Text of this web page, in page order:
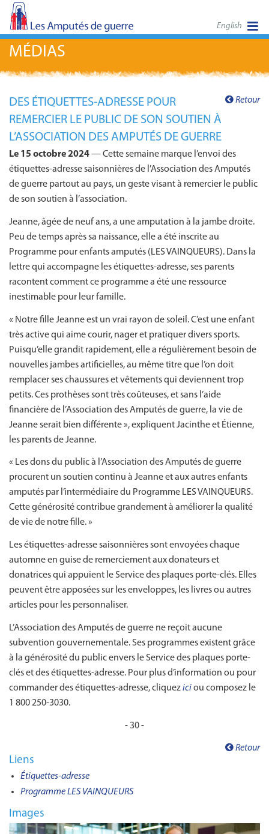
English
MÉDIAS
Retour
DES ÉTIQUETTES-ADRESSE POUR
REMERCIER LE PUBLIC DE SON SOUTIEN À
L’ASSOCIATION DES AMPUTÉS DE GUERRE
Le 15 octobre 2024— Cette semaine marque l’envoi des
étiquettes-adresse saisonnières de l’Association des Amputés
de guerre partout au pays, un geste visant à remercier le public
de son soutien à l’association.
Jeanne, âgée de neuf ans, a une amputation à la jambe droite.
Peu de temps après sa naissance, elle a été inscrite au
Programme pour enfants amputés (LES VAINQUEURS). Dans la
lettre qui accompagne les étiquettes-adresse, ses parents
racontent comment ce programme a été une ressource
inestimable pour leur famille.
« Notre fille Jeanne est un vrai rayon de soleil. C’est une enfant
très active qui aime courir, nager et pratiquer divers sports.
Puisqu’elle grandit rapidement, elle a régulièrement besoin de
nouvelles jambes artificielles, au même titre que l’on doit
remplacer ses chaussures et vêtements qui deviennent trop
petits. Ces prothèses sont très coûteuses, et sans l’aide
financière de l’Association des Amputés de guerre, la vie de
Jeanne serait bien différente », expliquent Jacinthe et Étienne,
les parents de Jeanne.
« Les dons du public à l’Association des Amputés de guerre
procurent un soutien continu à Jeanne et aux autres enfants
amputés par l’intermédiaire du Programme LES VAINQUEURS.
Cette générosité contribue grandement à améliorer la qualité
de vie de notre fille. »
Les étiquettes-adresse saisonnières sont envoyées chaque
automne en guise de remerciement aux donateurs et
donatrices qui appuient le Service des plaques porte-clés. Elles
peuvent être apposées sur les enveloppes, les livres ou autres
articles pour les personnaliser.
L’Association des Amputés de guerre ne reçoit aucune
subvention gouvernementale. Ses programmes existent grâce
à la générosité du public envers le Service des plaques porte-
clés et des étiquettes-adresse. Pour plus d’information ou pour
commander des étiquettes-adresse, cliqueziciou composez le
1 800 250-3030.
- 30 -
Retour
Liens
Étiquettes-adresse
Programme LES VAINQUEURS
Images